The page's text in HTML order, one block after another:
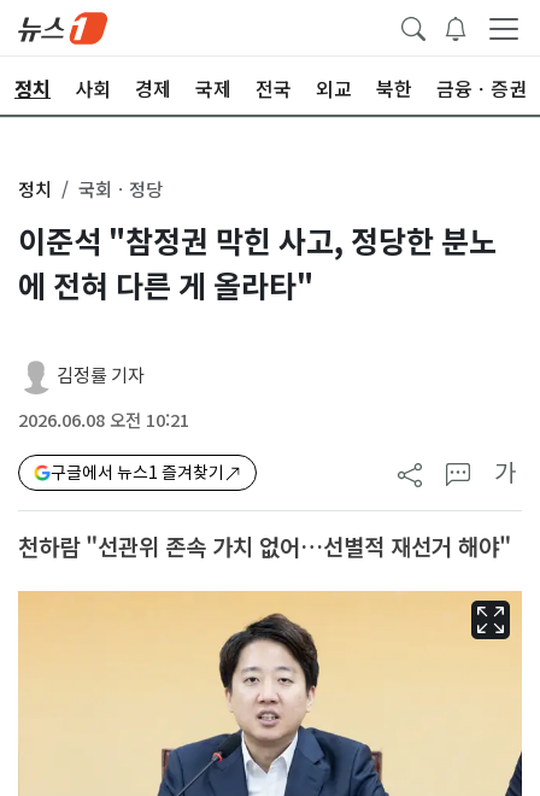
정치 사회 경제 국제 전국 외교 북한 금융ㆍ증권
정치 국회ㆍ정당
이준석 "참정권 막힌 사고, 정당한 분노
에 전혀 다른 게 올라타"
김정률 기자
2026.06.08 오전 10:21
구글에서 뉴스1 즐겨찾기 가
천하람 "선관위 존속 가치 없어…선별적 재선거 해야"